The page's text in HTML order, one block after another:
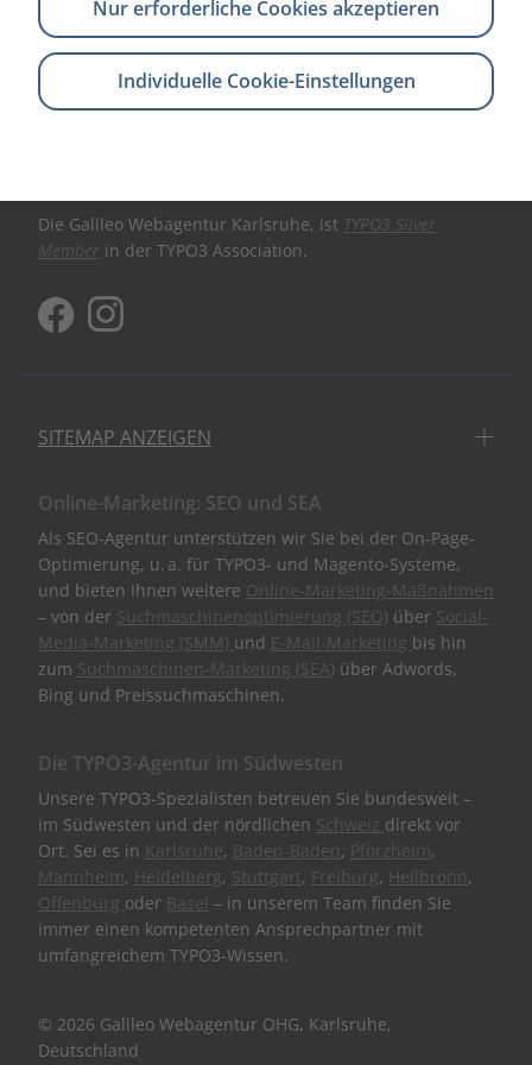
Die Galileo Webagentur Karlsruhe, ist TYPO3 Silver
Member in der TYPO3 Association.
SITEMAP ANZEIGEN
Online-Marketing: SEO und SEA
Als SEO-Agentur unterstützen wir Sie bei der On-Page-
Optimierung, u. a. für TYPO3- und Magento-Systeme,
und bieten Ihnen weitere Online-Marketing-Maßnahmen
– von der Suchmaschinenoptimierung (SEO) über Social-
Media-Marketing (SMM) und E-Mail-Marketing bis hin
zum Suchmaschinen-Marketing (SEA) über Adwords,
Bing und Preissuchmaschinen.
Die TYPO3-Agentur im Südwesten
Unsere TYPO3-Spezialisten betreuen Sie bundesweit –
im Südwesten und der nördlichen Schweiz direkt vor
Ort. Sei es in Karlsruhe, Baden-Baden, Pforzheim,
Mannheim, Heidelberg, Stuttgart, Freiburg, Heilbronn,
Offenburg oder Basel – in unserem Team finden Sie
immer einen kompetenten Ansprechpartner mit
umfangreichem TYPO3-Wissen.
© 2026 Galileo Webagentur OHG, Karlsruhe,
Deutschland
Nur erforderliche Cookies akzeptieren
Individuelle Cookie-Einstellungen